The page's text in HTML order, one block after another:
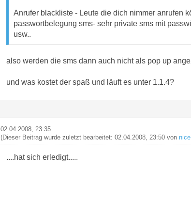
Anrufer blackliste - Leute die dich nimmer anrufen
passwortbelegung sms- sehr private sms mit
usw..
also werden die sms dann auch nicht als pop up
und was kostet der spaß und läuft es unter 1.1.4?
02.04.2008, 23:35
(Dieser Beitrag wurde zuletzt bearbeitet: 02.04.2008, 23:50 von
....hat sich erledigt.....